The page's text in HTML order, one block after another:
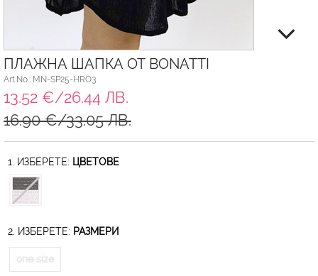
ПЛАЖНА ШАПКА ОТ BONATTI
Art.No.: MN-SP25-HRO3
13.52 €/26.44 ЛВ.
16.90 €/33.05 ЛВ.
1. ИЗБЕРЕТЕ: ЦВЕТОВЕ
2. ИЗБЕРЕТЕ: РАЗМЕРИ
one size